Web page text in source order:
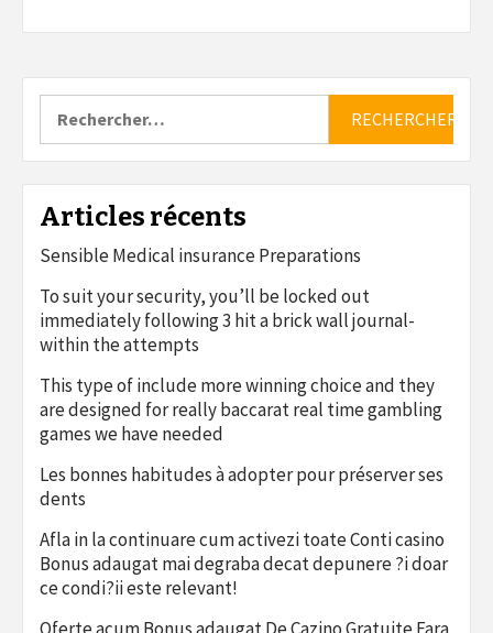
Articles récents
Sensible Medical insurance Preparations
To suit your security, you’ll be locked out
immediately following 3 hit a brick wall journal-
within the attempts
This type of include more winning choice and they
are designed for really baccarat real time gambling
games we have needed
Les bonnes habitudes à adopter pour préserver ses
dents
Afla in la continuare cum activezi toate Conti casino
Bonus adaugat mai degraba decat depunere ?i doar
ce condi?ii este relevant!